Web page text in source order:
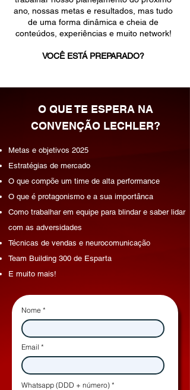
ano, nossas metas e resultados, mas tudo
de uma forma dinâmica e cheia de
conteúdos, experiências e muito network!
VOCÊ ESTÁ PREPARADO?
O QUE TE ESPERA NA
CONVENÇÃO LECHLER?
Metas e objetivos 2025
Estratégias de mercado
O que compõe um time de alta performance
O que é protagonismo e a sua importânca
Como trabalhar em equipe para blindar e saber lidar
com as adversidades
Técnicas de vendas e neurocomunicação
Team Building 300 de Esparta
E muito mais!
Nome
Email
Whatsapp (DDD + número)